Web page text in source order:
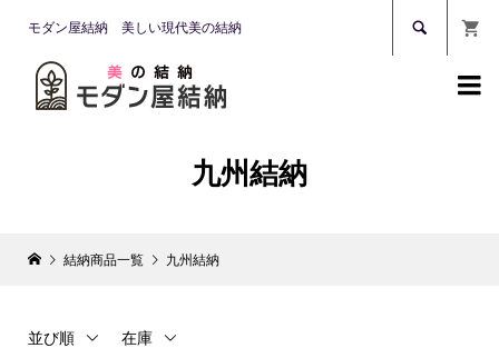
モダン屋結納 美しい現代美の結納 

九州結納
結納商品一覧 九州結納
並び順 在庫